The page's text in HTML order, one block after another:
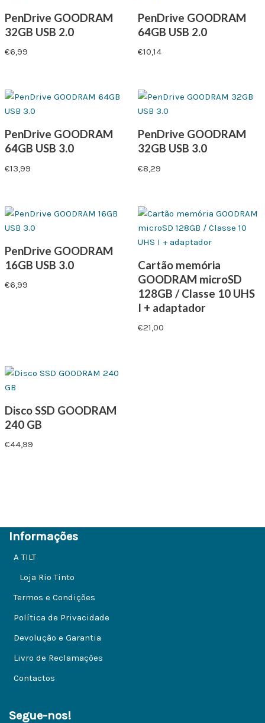
PenDrive GOODRAM
32GB USB 2.0
€6,99
PenDrive GOODRAM
64GB USB 2.0
€10,14
PenDrive GOODRAM
64GB USB 3.0
€13,99
PenDrive GOODRAM
32GB USB 3.0
€8,29
PenDrive GOODRAM
16GB USB 3.0
€6,99
Cartão memória
GOODRAM microSD
128GB / Classe 10 UHS
I + adaptador
€21,00
Disco SSD GOODRAM
240 GB
€44,99
Informações
A TILT
Loja Rio Tinto
Termos e Condições
Política de Privacidade
Devolução e Garantia
Livro de Reclamações
Contactos
Segue-nos!